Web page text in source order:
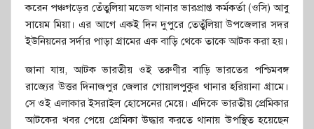
করেন পঞ্চগড়ের তেঁতুলিয়া মডেল থানার ভারপ্রাপ্ত কর্মকর্তা (ওসি) আবু
সায়েম মিয়া। এর আগে একই দিন দুপুরে তেতুঁলিয়া উপজেলার সদর
ইউনিয়নের সর্দার পাড়া গ্রামের এক বাড়ি থেকে তাকে আটক করা হয়।
জানা যায়, আটক ভারতীয় ওই তরুণীর বাড়ি ভারতের পশ্চিমবঙ্গ
রাজ্যের উত্তর দিনাজপুর জেলার গোয়ালপুকুর থানার হরিয়ানা গ্রামে।
সে ওই এলাকার ইসরাইল হোসেনের মেয়ে। এদিকে ভারতীয় প্রেমিকার
আটকের খবর পেয়ে প্রেমিকা উদ্ধার করতে থানায় উপস্থিত হয়েছেন